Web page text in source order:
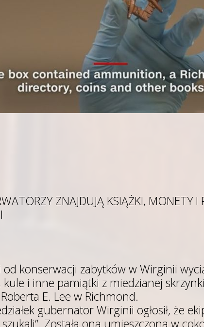
ZNAJDUJĄ KSIĄŻKI, MONETY
od konserwacji zabytków w Wirginii
i inne pamiątki z miedzianej
E. Lee w Richmond.
gubernator Wirginii ogłosił, że
Została ona umieszczona w